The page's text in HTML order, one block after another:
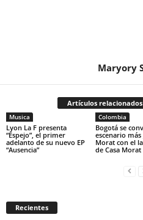
Maryory
Artículos relacionados
Musica
Lyon La F presenta
“Espejo”, el primer
adelanto de su nuevo EP
“Ausencia”
Colombia
Bogotá se
escenario
Morat con el
de Casa Morat
Recientes